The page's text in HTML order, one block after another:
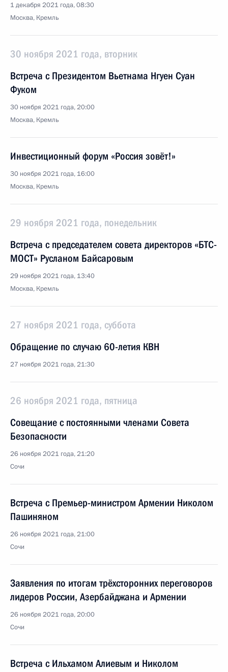
1 декабря 2021 года, 08:30
Москва, Кремль
30 ноября 2021 года, вторник
Встреча с Президентом Вьетнама Нгуен Суан
Фуком
30 ноября 2021 года, 20:00
Москва, Кремль
Инвестиционный форум «Россия зовёт!»
30 ноября 2021 года, 16:00
Москва, Кремль
29 ноября 2021 года, понедельник
Встреча с председателем совета директоров «БТС-
МОСТ» Русланом Байсаровым
29 ноября 2021 года, 13:40
Москва, Кремль
27 ноября 2021 года, суббота
Обращение по случаю 60-летия КВН
27 ноября 2021 года, 21:30
26 ноября 2021 года, пятница
Совещание с постоянными членами Совета
Безопасности
26 ноября 2021 года, 21:20
Сочи
Встреча с Премьер-министром Армении Николом
Пашиняном
26 ноября 2021 года, 21:00
Сочи
Заявления по итогам трёхсторонних переговоров
лидеров России, Азербайджана и Армении
26 ноября 2021 года, 20:00
Сочи
Встреча с Ильхамом Алиевым и Николом